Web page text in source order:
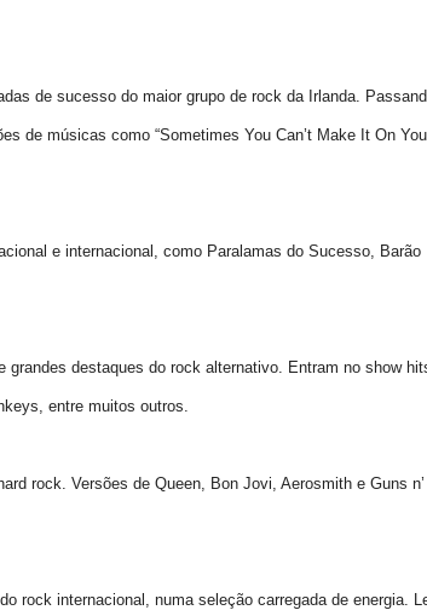
de sucesso do maior grupo de rock da Irlanda.
de músicas como “Sometimes You Can’t Make It On
e internacional, como Paralamas do Sucesso, Barão
destaques do rock alternativo. Entram no show
entre muitos outros.
rock. Versões de Queen, Bon Jovi, Aerosmith e Guns n’
rock internacional, numa seleção carregada de energia.